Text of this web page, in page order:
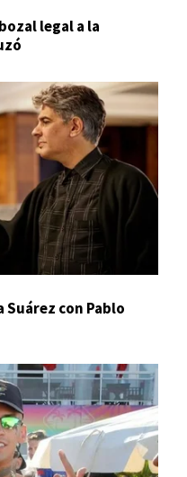
legal a la
Suárez con Pablo